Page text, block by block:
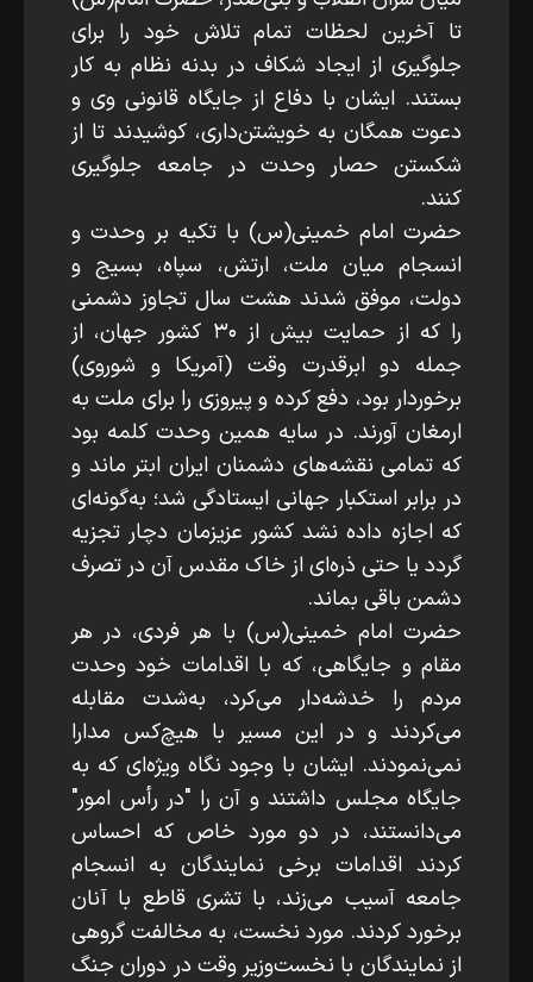
تا آخرین لحظات تمام تلاش خود را برای
جلوگیری از ایجاد شکاف در بدنه نظام به کار
بستند. ایشان با دفاع از جایگاه قانونی وی و
دعوت همگان به خویشتن‌داری، کوشیدند تا از
شکستن حصار وحدت در جامعه جلوگیری
کنند.
حضرت امام خمینی(س) با تکیه بر وحدت و
انسجام میان ملت، ارتش، سپاه، بسیج و
دولت، موفق شدند هشت سال تجاوز دشمنی
را که از حمایت بیش از ۳۰ کشور جهان، از
جمله دو ابرقدرت وقت (آمریکا و شوروی)
برخوردار بود، دفع کرده و پیروزی را برای ملت به
ارمغان آورند. در سایه همین وحدت کلمه بود
که تمامی نقشه‌های دشمنان ایران ابتر ماند و
در برابر استکبار جهانی ایستادگی شد؛ به‌گونه‌ای
که اجازه داده نشد کشور عزیزمان دچار تجزیه
گردد یا حتی ذره‌ای از خاک مقدس آن در تصرف
دشمن باقی بماند.
حضرت امام خمینی(س) با هر فردی، در هر
مقام و جایگاهی، که با اقدامات خود وحدت
مردم را خدشه‌دار می‌کرد، به‌شدت مقابله
می‌کردند و در این مسیر با هیچ‌کس مدارا
نمی‌نمودند. ایشان با وجود نگاه ویژه‌ای که به
جایگاه مجلس داشتند و آن را "در رأس امور"
می‌دانستند، در دو مورد خاص که احساس
کردند اقدامات برخی نمایندگان به انسجام
جامعه آسیب می‌زند، با تشری قاطع با آنان
برخورد کردند. مورد نخست، به مخالفت گروهی
از نمایندگان با نخست‌وزیر وقت در دوران جنگ